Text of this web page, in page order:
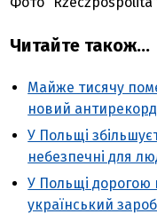
Читайте також...
Майже тисячу
новий антирекорд
У Польщі
небезпечні для
У Польщі дорогою
український